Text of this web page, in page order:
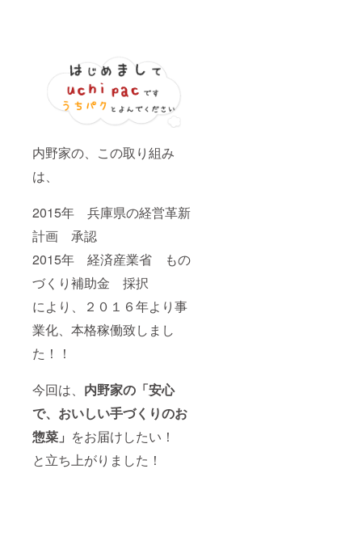
内野家の、この取り組み
は、
2015年 兵庫県の経営革新
計画 承認
2015年 経済産業省 もの
づくり補助金 採択
により、２０１６年より事
業化、本格稼働致しまし
た！！
今回は、 内野家の「安心
で、おいしい手づくりのお
惣菜」 をお届けしたい！
と立ち上がりました！